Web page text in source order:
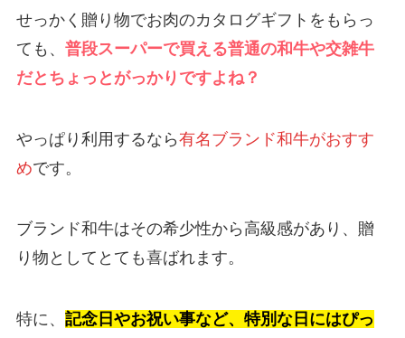
せっかく贈り物でお肉のカタログギフトをもらっ
ても、 普段スーパーで買える普通の和牛や交雑牛
だとちょっとがっかりですよね？
やっぱり利用するなら有名ブランド和牛がおすす
めです。
ブランド和牛はその希少性から高級感があり、贈
り物としてとても喜ばれます。
特に、 記念日やお祝い事など、特別な日にはぴっ